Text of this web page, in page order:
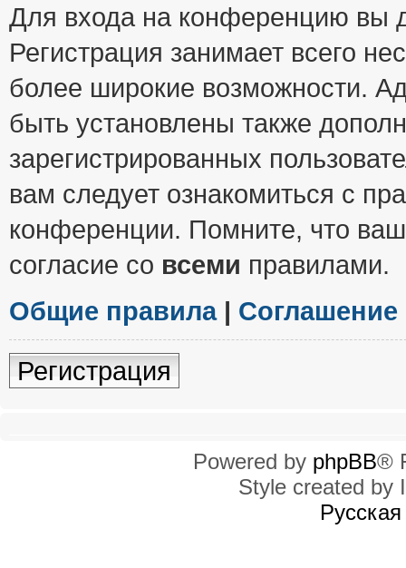
Для входа на конференцию вы
Регистрация занимает всего
более широкие возможности.
быть установлены также
зарегистрированных
вам следует ознакомиться с
конференции. Помните, что
согласие со всеми правилами.
Общие правила|
Регистрация
Powered by phpBB®
Style created by